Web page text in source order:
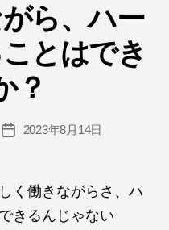
ら、ハー
とはでき
？
投
2023年8月14日
く働きながらさ、ハ
きるんじゃない